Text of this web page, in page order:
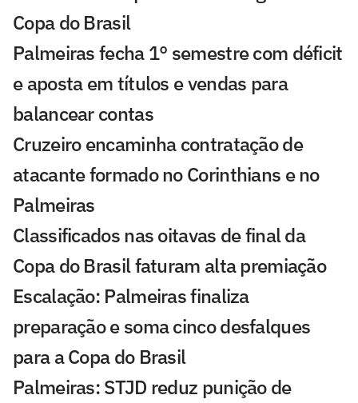
Copa do Brasil
Palmeiras fecha 1° semestre com déficit
e aposta em títulos e vendas para
balancear contas
Cruzeiro encaminha contratação de
atacante formado no Corinthians e no
Palmeiras
Classificados nas oitavas de final da
Copa do Brasil faturam alta premiação
Escalação: Palmeiras finaliza
preparação e soma cinco desfalques
para a Copa do Brasil
Palmeiras: STJD reduz punição de